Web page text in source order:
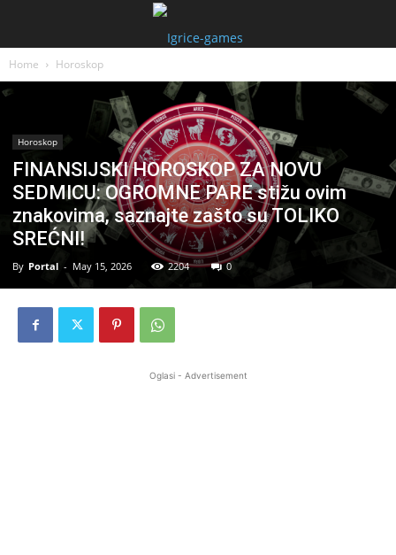
Home Horoskop
Horoskop
FINANSIJSKI HOROSKOP ZA NOVU
SEDMICU: OGROMNE PARE stižu ovim
znakovima, saznajte zašto su TOLIKO
SREĆNI!
By Portal - May 15, 2026 2204 0
Oglasi - Advertisement